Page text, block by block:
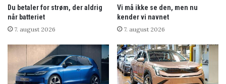
Du betaler for strøm, der aldrig
når batteriet
7. august 2026
Vi må ikke se den, men nu
kender vi navnet
7. august 2026